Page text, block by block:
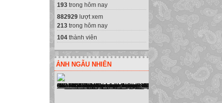
193 trong hôm nay
882929 lượt xem
213 trong hôm nay
104 thành viên
ẢNH NGẪU NHIÊN